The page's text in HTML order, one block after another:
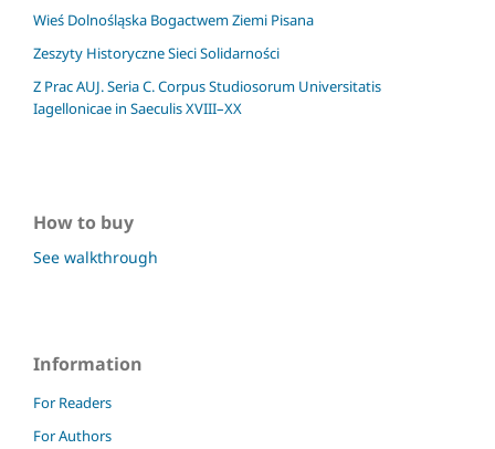
Wieś Dolnośląska Bogactwem Ziemi Pisana
Zeszyty Historyczne Sieci Solidarności
Z Prac AUJ. Seria C. Corpus Studiosorum Universitatis
Iagellonicae in Saeculis XVIII–XX
How to buy
See walkthrough
Information
For Readers
For Authors